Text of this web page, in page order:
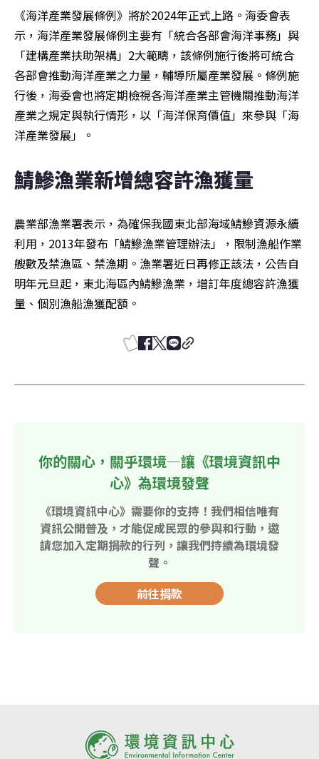
《海洋產業發展條例》將於2024年正式上路。海委會表
示，海洋產業發展條例主要有「統合各部會海洋事務」與
「建構產業扶助架構」2大範疇，該條例施行後將可統合
各部會推動海洋產業之力量，輔導所屬產業發展。條例施
行後，海委會也將定期檢視各海洋產業主管機關推動海洋
產業之規定與執行情形，以「海洋保育價值」來參與「海
洋產業發展」。
鯖鰺漁業新增總容許漁獲量
農業部漁業署表示，為確保我國東北部海域鯖鰺資源永續
利用，2013年發布「鯖鰺漁業管理辦法」，限制漁船作業
艘數及禁漁區、禁漁期。漁業署近日再修正該法，公告自
明年元旦起，東北海區內鯖鰺漁業，增訂年度總容許漁獲
量、個別漁船漁獲配額。
你的關心，關乎環境—讓《環境資訊中
心》為環境發聲
《環境資訊中心》需要你的支持！我們相信唯有
資訊公開普及，才能促成民眾的參與和行動，邀
請您加入定期捐款的行列，讓我們持續為環境發
聲。
前往捐款